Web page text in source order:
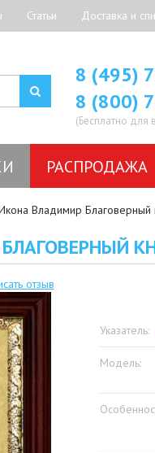
Статьи Доставка и
8 (495)
8 (800)
(Бесплатно для
РАСПРОДАЖА
Владимир
отзыв
Указатель:
Модель: